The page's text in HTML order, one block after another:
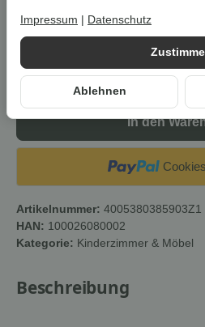
* Der Streichpreis bezieht sich auf den
Neupreis bei Google Shopping
In den
Artikelnummer: 4005380385903Z1
HAN: 100026080002
Kategorie: Kinderzimmer & Möbel
Beschreibung
Ablehnen
Impressum Datenschutz